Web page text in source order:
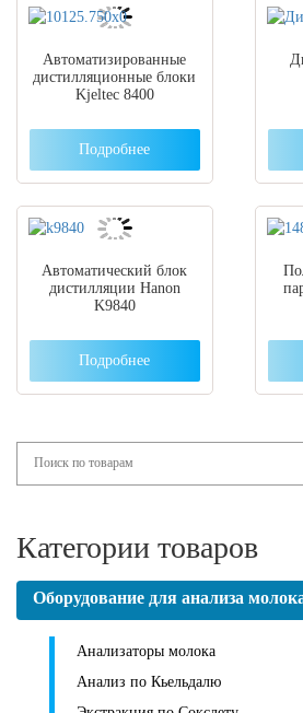
Автоматизированные
дистилляционные блоки
Kjeltec 8400
Подробнее
Автоматический блок
дистилляции Hanon
K9840
Подробнее
Категории товаров
Оборудование для анализа
Анализаторы молока
Анализ по Кьельдалю